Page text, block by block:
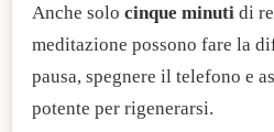
Anche solo cinque minuti di
meditazione possono fare la
pausa, spegnere il telefono e
potente per rigenerarsi.